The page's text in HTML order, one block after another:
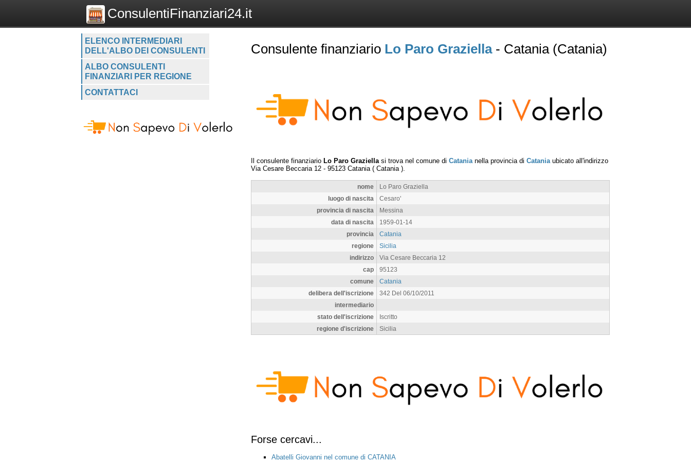
ConsulentiFinanziari24.it
ELENCO INTERMEDIARI
DELL'ALBO DEI CONSULENTI
ALBO CONSULENTI
FINANZIARI PER REGIONE
CONTATTACI
Consulente finanziario Lo Paro Graziella- Catania (Catania)
Il consulente finanziario Lo Paro Graziella si trova nel comune di Catania nella provincia di Catania ubicato all'indirizzo
Via Cesare Beccaria 12 - 95123 Catania ( Catania ).
nome
Lo Paro Graziella
luogo di nascita
Cesaro'
provincia di nascita
Messina
data di nascita
1959-01-14
provincia
Catania
regione
Sicilia
indirizzo
Via Cesare Beccaria 12
cap
95123
comune
Catania
delibera dell'iscrizione
342 Del 06/10/2011
intermediario
stato dell'iscrizione
Iscritto
regione d'iscrizione
Sicilia
Forse cercavi...
Abatelli Giovanni nel comune di CATANIA